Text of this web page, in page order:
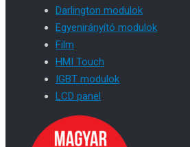
Darlington modulok
Egyenirányító modulok
Film
HMI Touch
IGBT modulok
LCD panel